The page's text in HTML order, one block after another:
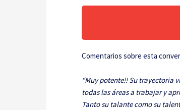
Comentarios sobre esta
“Muy potente!! Su trayectoria
todas las áreas a trabajar y
Tanto su talante como su